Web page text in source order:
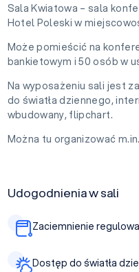
Sala Kwiatowa – sala
Hotel Poleski w
Może pomieścić na
bankietowym i 50 osób w
Na wyposażeniu sali jest
do światła dziennego,
wbudowany, flipchart.
Można tu organizować
Udogodnienia w sali
Zaciemnienie
Dostęp do światła